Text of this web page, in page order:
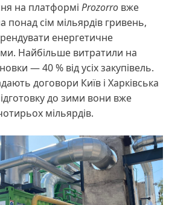
на платформі Prozorro вже
понад сім мільярдів гривень,
енергетичне
Найбільше витратили на
— 40 % від усіх закупівель.
договори Київ і Харківська
до зими вони вже
мільярдів.